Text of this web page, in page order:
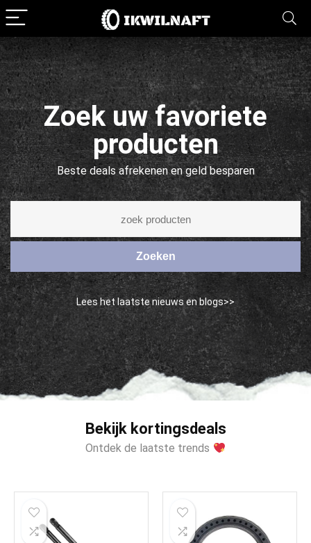
Zoek uw favoriete
producten
Beste deals afrekenen en geld besparen
Zoeken
Lees het laatste nieuws en blogs>>
Bekijk kortingsdeals
Ontdek de laatste trends